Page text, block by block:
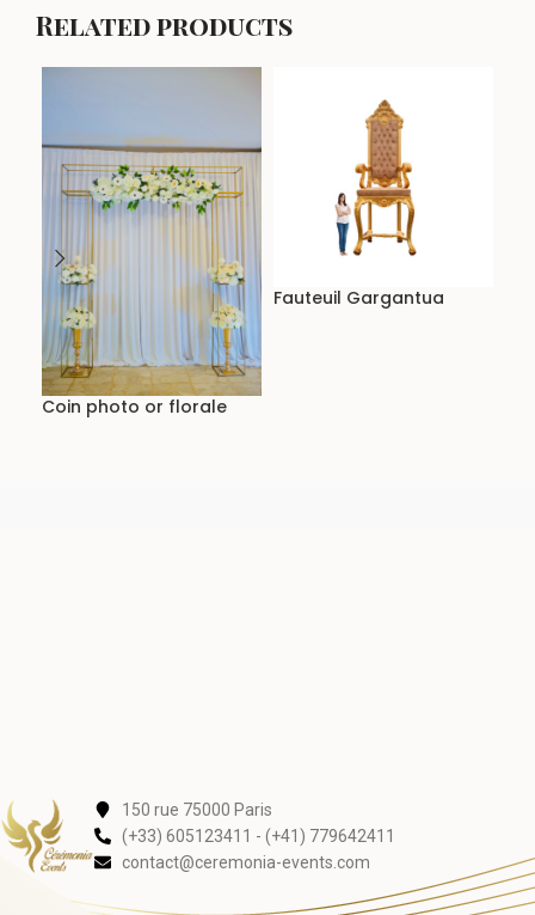
Related products
Coin photo or florale
Fauteuil Gargantua
150 rue 75000 Paris
(+33) 605123411 - (+41) 779642411
contact@ceremonia-events.com